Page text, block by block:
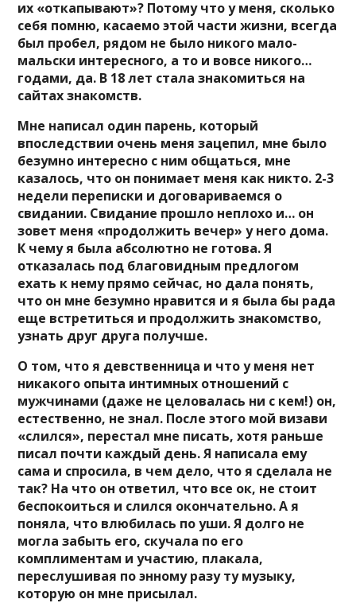
их «откапывают»? Потому что у меня, сколько
себя помню, касаемо этой части жизни, всегда
был пробел, рядом не было никого мало-
мальски интересного, а то и вовсе никого…
годами, да. В 18 лет стала знакомиться на
сайтах знакомств.
Мне написал один парень, который
впоследствии очень меня зацепил, мне было
безумно интересно с ним общаться, мне
казалось, что он понимает меня как никто. 2-3
недели переписки и договариваемся о
свидании. Свидание прошло неплохо и… он
зовет меня «продолжить вечер» у него дома.
К чему я была абсолютно не готова. Я
отказалась под благовидным предлогом
ехать к нему прямо сейчас, но дала понять,
что он мне безумно нравится и я была бы рада
еще встретиться и продолжить знакомство,
узнать друг друга получше.
О том, что я девственница и что у меня нет
никакого опыта интимных отношений с
мужчинами (даже не целовалась ни с кем!) он,
естественно, не знал. После этого мой визави
«слился», перестал мне писать, хотя раньше
писал почти каждый день. Я написала ему
сама и спросила, в чем дело, что я сделала не
так? На что он ответил, что все ок, не стоит
беспокоиться и слился окончательно. А я
поняла, что влюбилась по уши. Я долго не
могла забыть его, скучала по его
комплиментам и участию, плакала,
переслушивая по энному разу ту музыку,
которую он мне присылал.